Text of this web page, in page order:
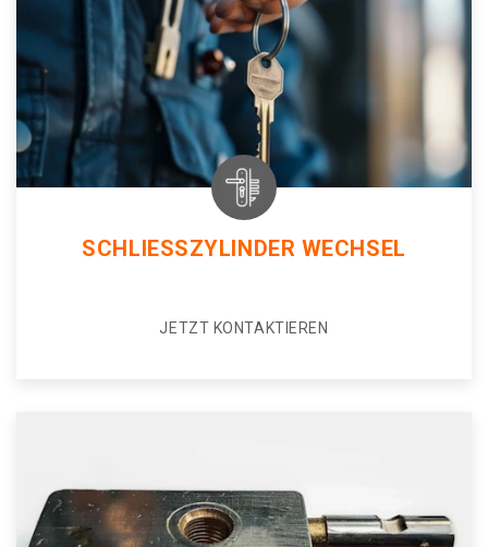
SCHLIESSZYLINDER WECHSEL
JETZT KONTAKTIEREN